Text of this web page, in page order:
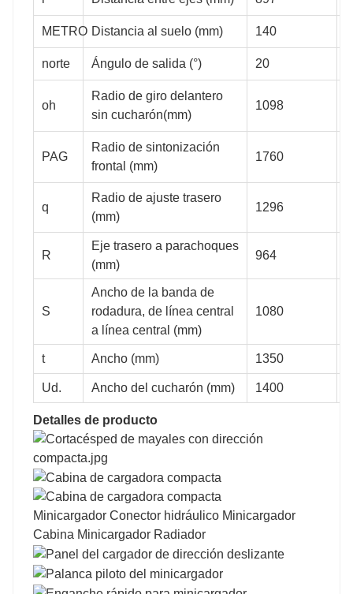
METRO Distancia al suelo (mm) 140
norte Ángulo de salida (°) 20
oh
Radio de giro delantero
sin cucharón(mm)
1098
PAG
Radio de sintonización
frontal (mm)
1760
q
Radio de ajuste trasero
(mm)
1296
R
Eje trasero a parachoques
(mm)
964
S
Ancho de la banda de
rodadura, de línea central
a línea central (mm)
1080
t Ancho (mm) 1350
Ud. Ancho del cucharón (mm) 1400
Detalles de producto
Minicargador Conector hidráulico Minicargador
Cabina Minicargador Radiador
200 200
20
2200
1742
890
1462 1654